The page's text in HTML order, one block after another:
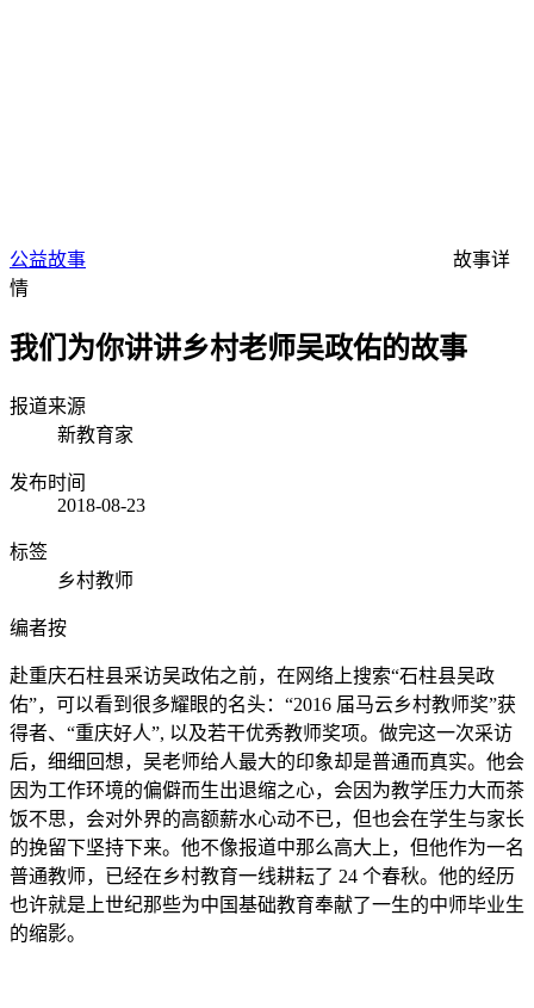
公益故事
故事详
情
我们为你讲讲乡村老师吴政佑的故事
报道来源
新教育家
发布时间
2018-08-23
标签
乡村教师
编者按
赴重庆石柱县采访吴政佑之前，在网络上搜索“石柱县吴政
佑”，可以看到很多耀眼的名头：“2016 届马云乡村教师奖”获
得者、“重庆好人”, 以及若干优秀教师奖项。做完这一次采访
后，细细回想，吴老师给人最大的印象却是普通而真实。他会
因为工作环境的偏僻而生出退缩之心，会因为教学压力大而茶
饭不思，会对外界的高额薪水心动不已，但也会在学生与家长
的挽留下坚持下来。他不像报道中那么高大上，但他作为一名
普通教师，已经在乡村教育一线耕耘了 24 个春秋。他的经历
也许就是上世纪那些为中国基础教育奉献了一生的中师毕业生
的缩影。